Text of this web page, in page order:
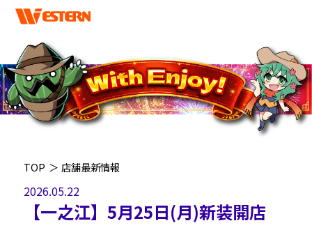
TOP ＞ 店舗最新情報
2026.05.22
【一之江】5月25日(月)新装開店